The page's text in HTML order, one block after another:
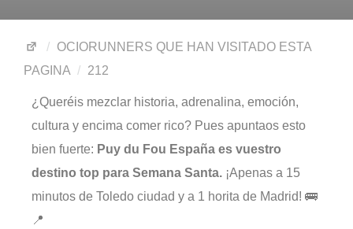
OCIORUNNERS QUE HAN VISITADO ESTA
PAGINA
212
¿Queréis mezclar historia, adrenalina, emoción,
cultura y encima comer rico? Pues apuntaos esto
bien fuerte: Puy du Fou España es vuestro
destino top para Semana Santa. ¡Apenas a 15
minutos de Toledo ciudad y a 1 horita de Madrid! 🚌
📍